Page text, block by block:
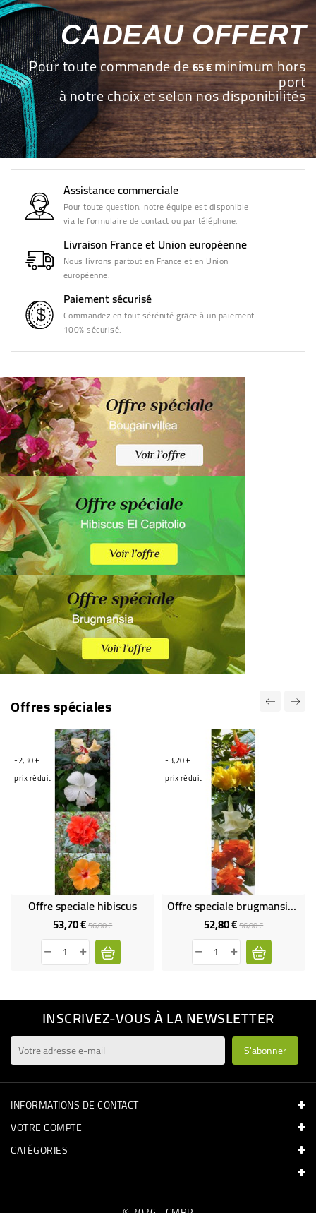
CADEAU OFFERT
Pour toute commande de65 €minimum hors
port
à notre choix et selon nos disponibilités
Assistance commerciale
Pour toute question, notre équipe est disponible
via le formulaire de contact ou par téléphone.
Livraison France et Union européenne
Nous livrons partout en France et en Union
européenne.
Paiement sécurisé
Commandez en tout sérénité grâce à un paiement
100% sécurisé.
Offres spéciales
-2,30 €
prix réduit
Offre speciale hibiscus
53,70 €Prix
de
base
56,00 €Prix
-3,20 €
prix réduit
Offre speciale brugmansias fleurs doubles
52,80 €Prix
de
base
56,00 €Prix
INSCRIVEZ-VOUS À LA NEWSLETTER
INFORMATIONS DE CONTACT
VOTRE COMPTE
CATÉGORIES